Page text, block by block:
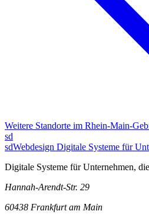
Weitere Standorte im Rhein-Main-
sd
sdWebdesign Digitale Systeme für
Digitale Systeme für Unternehmen,
Hannah-Arendt-Str. 29
60438 Frankfurt am Main